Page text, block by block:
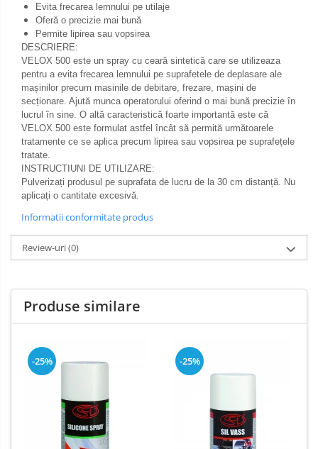
Evita frecarea lemnului pe utilaje
Oferă o precizie mai bună
Permite lipirea sau vopsirea
DESCRIERE:
VELOX 500 este un spray cu ceară sintetică care se utilizeaza
pentru a evita frecarea lemnului pe suprafetele de deplasare ale
mașinilor precum masinile de debitare, frezare, mașini de
secționare. Ajută munca operatorului oferind o mai bună precizie în
lucrul în sine. O altă caracteristică foarte importantă este că
VELOX 500 este formulat astfel încât să permită următoarele
tratamente ce se aplica precum lipirea sau vopsirea pe suprafețele
tratate.
INSTRUCTIUNI DE UTILIZARE:
Pulverizați produsul pe suprafata de lucru de la 30 cm distanță. Nu
aplicați o cantitate excesivă.
Informatii conformitate produs
Review-uri(0)
Produse similare
-25% -25%